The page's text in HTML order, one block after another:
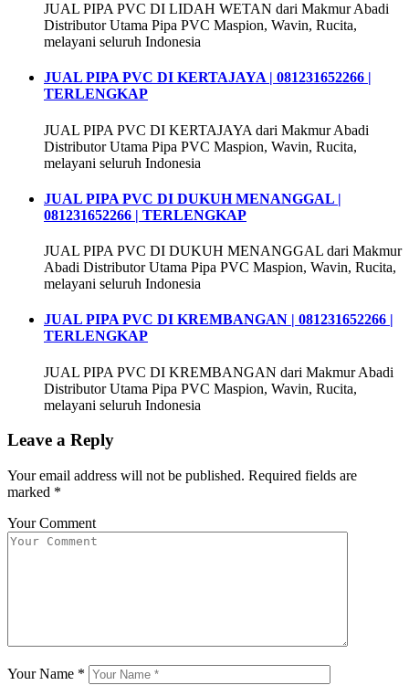
JUAL PIPA PVC DI LIDAH WETAN dari Makmur Abadi
Distributor Utama Pipa PVC Maspion, Wavin, Rucita,
melayani seluruh Indonesia
JUAL PIPA PVC DI KERTAJAYA | 081231652266 |
TERLENGKAP
JUAL PIPA PVC DI KERTAJAYA dari Makmur Abadi
Distributor Utama Pipa PVC Maspion, Wavin, Rucita,
melayani seluruh Indonesia
JUAL PIPA PVC DI DUKUH MENANGGAL |
081231652266 | TERLENGKAP
JUAL PIPA PVC DI DUKUH MENANGGAL dari Makmur
Abadi Distributor Utama Pipa PVC Maspion, Wavin, Rucita,
melayani seluruh Indonesia
JUAL PIPA PVC DI KREMBANGAN | 081231652266 |
TERLENGKAP
JUAL PIPA PVC DI KREMBANGAN dari Makmur Abadi
Distributor Utama Pipa PVC Maspion, Wavin, Rucita,
melayani seluruh Indonesia
Leave a Reply
Your email address will not be published. Required fields are
marked *
Your Comment
Your Name *